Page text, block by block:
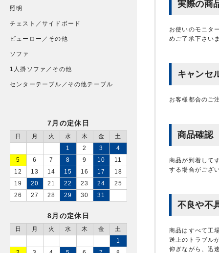
実際の商
お使いのモニタ
めご了承下さい
キャンセ
お客様都合のご
商品確認
商品が到着して
する場合がござ
不良や不
商品はすべて工
送上のトラブル
仰ぎながら、迅
照明
チェスト／サイドボード
ビューロー／その他
ソファ
1人掛ソファ／その他
センターテーブル／その他テーブル
7月の定休日
日 月 火 水 木 金
土
1
2 3
4
5
6 7 8 9 10
11
12
13 14 15 16 17
18
19
20 21 22 23 24
25
26
27 28 29 30 31
8月の定休日
日 月 火 水 木 金
土
1